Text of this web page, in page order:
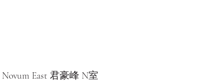
Novum East 君豪峰 N室